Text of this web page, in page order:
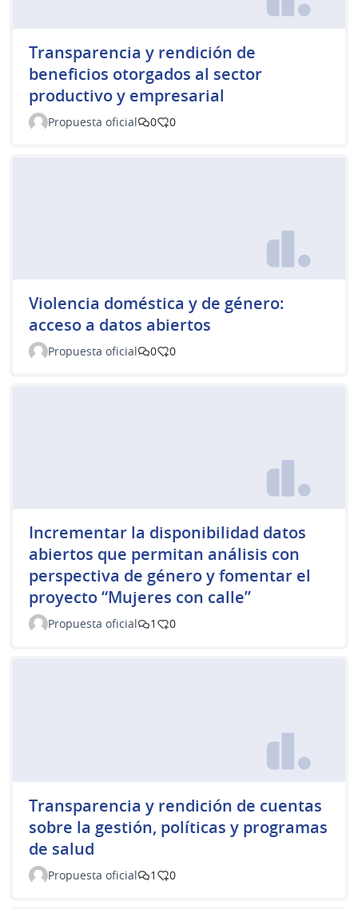
Transparencia y rendición de
beneficios otorgados al sector
productivo y empresarial
Propuesta oficial 0 0
Violencia doméstica y de género:
acceso a datos abiertos
Propuesta oficial 0 0
Incrementar la disponibilidad datos
abiertos que permitan análisis con
perspectiva de género y fomentar el
proyecto “Mujeres con calle”
Propuesta oficial 1 0
Transparencia y rendición de cuentas
sobre la gestión, políticas y programas
de salud
Propuesta oficial 1 0